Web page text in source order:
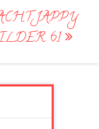
JAPPY
61